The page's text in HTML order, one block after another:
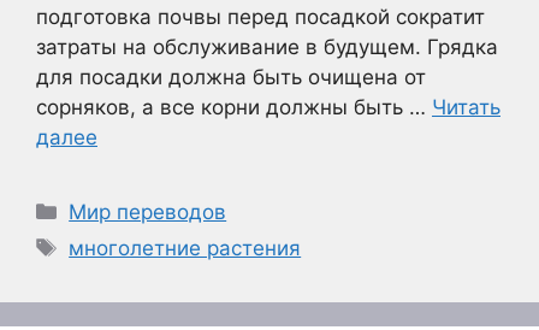
подготовка почвы перед посадкой сократит
затраты на обслуживание в будущем. Грядка
для посадки должна быть очищена от
сорняков, а все корни должны быть … Читать
далее
Рубрики
Мир переводов
Метки
многолетние растения